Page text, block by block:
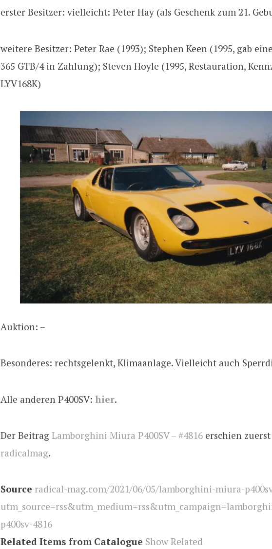
erster Besitzer: vielleicht: Peter Hay (als Geschenk zum 21.
weitere Besitzer: Peter Rae (1993); Stephen Keen (1995, gab
365 GTB/4 in Zahlung); Steven Hoyle (1995, Restauration,
LYV168K)
Auktion: –
Besonderes: rechtsgelenkt, Klimaanlage. Vielleicht auch
Alle anderen P400SV: hier.
Der Beitrag Lamborghini Miura P400SV – #4816 erschien
radicalmag.
Source radical-mag.com/2021/06/05/lamborghini-miura-
p400sv-4816
Related Items from Catalogue Show Related